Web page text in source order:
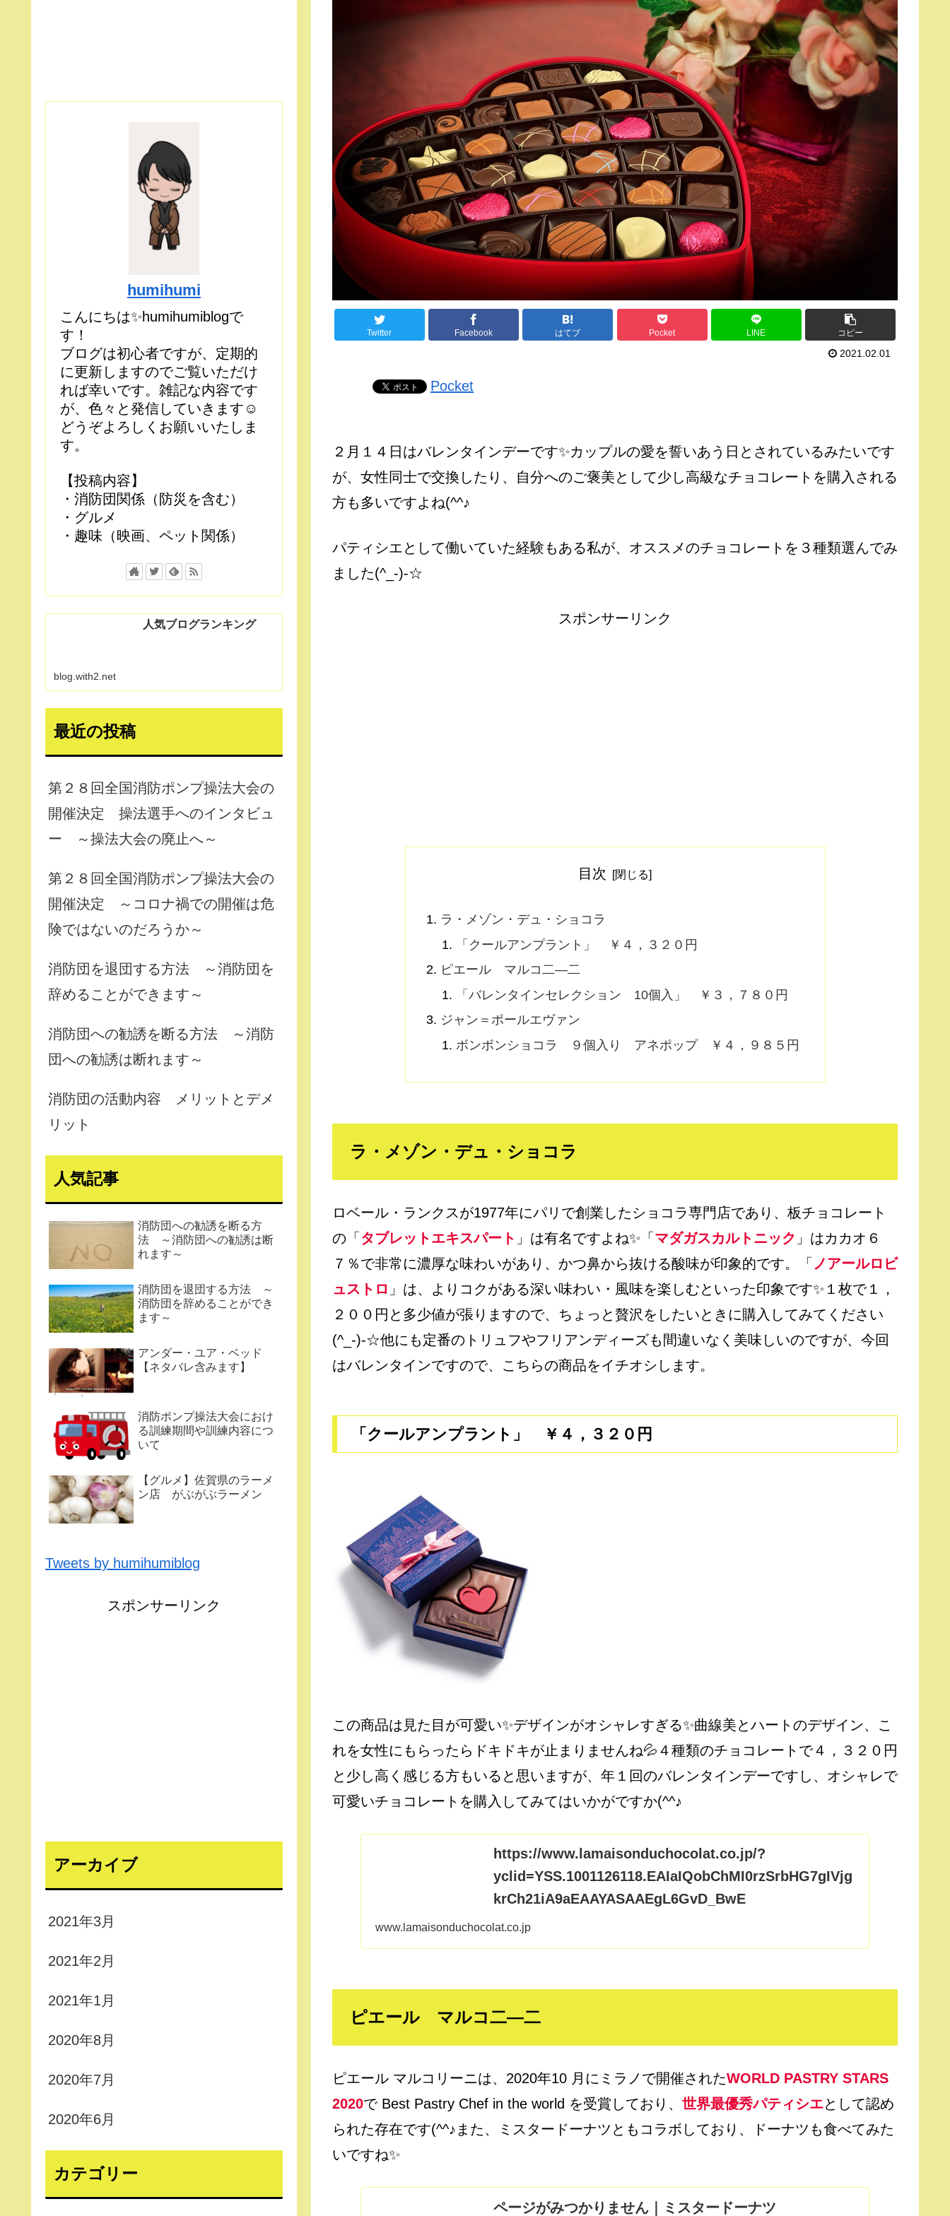
Twitter Facebook はてブ Pocket LINE コピー
2021.02.01
Pocket
２月１４日はバレンタインデーです✨カップルの愛を誓いあう日とされているみたいです
が、女性同士で交換したり、自分へのご褒美として少し高級なチョコレートを購入される
方も多いですよね(^^♪
パティシエとして働いていた経験もある私が、オススメのチョコレートを３種類選んでみ
ました(^_-)-☆
スポンサーリンク
目次
ラ・メゾン・デュ・ショコラ
「クールアンプラント」 ￥４，３２０円
ピエール マルコ二―二
「バレンタインセレクション 10個入」 ￥３，７８０円
ジャン＝ポールエヴァン
ボンボンショコラ ９個入り アネポップ ￥４，９８５円
ラ・メゾン・デュ・ショコラ
ロベール・ランクスが1977年にパリで創業したショコラ専門店であり、板チョコレート
の「 タブレットエキスパート 」は有名ですよね✨「 マダガスカルトニック 」はカカオ６
７％で非常に濃厚な味わいがあり、かつ鼻から抜ける酸味が印象的です。「 ノアールロビ
ュストロ 」は、よりコクがある深い味わい・風味を楽しむといった印象です✨１枚で１，
２００円と多少値が張りますので、ちょっと贅沢をしたいときに購入してみてください
(^_-)-☆他にも定番のトリュフやフリアンディーズも間違いなく美味しいのですが、今回
はバレンタインですので、こちらの商品をイチオシします。
「クールアンプラント」 ￥４，３２０円
この商品は見た目が可愛い✨デザインがオシャレすぎる✨曲線美とハートのデザイン、こ
れを女性にもらったらドキドキが止まりませんね💦４種類のチョコレートで４，３２０円
と少し高く感じる方もいると思いますが、年１回のバレンタインデーですし、オシャレで
可愛いチョコレートを購入してみてはいかがですか(^^♪
https://www.lamaisonduchocolat.co.jp/?
yclid=YSS.1001126118.EAIaIQobChMI0rzSrbHG7gIVjg
krCh21iA9aEAAYASAAEgL6GvD_BwE
www.lamaisonduchocolat.co.jp
ピエール マルコ二―二
ピエール マルコリーニは、2020年10 月にミラノで開催されたWORLD PASTRY STARS
2020で Best Pastry Chef in the world を受賞しており、 世界最優秀パティシエとして認め
られた存在です(^^♪また、ミスタードーナツともコラボしており、ドーナツも食べてみた
いですね✨
ページがみつかりません｜ミスタードーナツ
humihumi
こんにちは✨humihumiblogで
す！
ブログは初心者ですが、定期的
に更新しますのでご覧いただけ
れば幸いです。雑記な内容です
が、色々と発信していきます☺
どうぞよろしくお願いいたしま
す。
【投稿内容】
・消防団関係（防災を含む）
・グルメ
・趣味（映画、ペット関係）
人気ブログランキング
blog.with2.net
最近の投稿
第２８回全国消防ポンプ操法大会の
開催決定 操法選手へのインタビュ
ー ～操法大会の廃止へ～
第２８回全国消防ポンプ操法大会の
開催決定 ～コロナ禍での開催は危
険ではないのだろうか～
消防団を退団する方法 ～消防団を
辞めることができます～
消防団への勧誘を断る方法 ～消防
団への勧誘は断れます～
消防団の活動内容 メリットとデメ
リット
人気記事
消防団への勧誘を断る方
法 ～消防団への勧誘は断
れます～
消防団を退団する方法 ～
消防団を辞めることができ
ます～
アンダー・ユア・ベッド
【ネタバレ含みます】
消防ポンプ操法大会におけ
る訓練期間や訓練内容につ
いて
【グルメ】佐賀県のラーメ
ン店 がぶがぶラーメン
Tweets by humihumiblog
スポンサーリンク
アーカイブ
2021年3月
2021年2月
2021年1月
2020年8月
2020年7月
2020年6月
カテゴリー